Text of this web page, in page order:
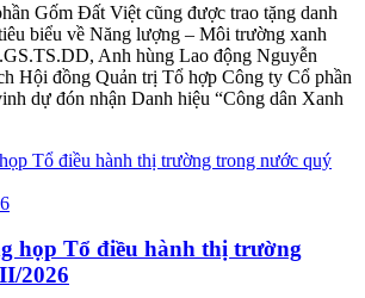
Gốm Đất Việt cũng được trao tặng danh
biểu về Năng lượng – Môi trường xanh
Anh hùng Lao động Nguyễn
Hội đồng Quản trị Tổ hợp Công ty Cổ phần
dự đón nhận Danh hiệu “Công dân Xanh
họp Tổ điều hành thị trường
2026